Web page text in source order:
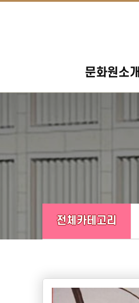
문화원소개
전체카테고리